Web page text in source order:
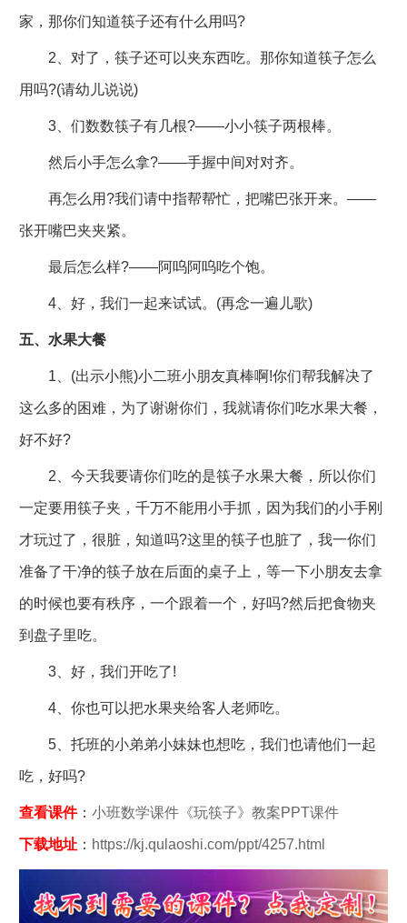
家，那你们知道筷子还有什么用吗?
2、对了，筷子还可以夹东西吃。那你知道筷子怎么
用吗?(请幼儿说说)
3、们数数筷子有几根?——小小筷子两根棒。
然后小手怎么拿?——手握中间对对齐。
再怎么用?我们请中指帮帮忙，把嘴巴张开来。——
张开嘴巴夹夹紧。
最后怎么样?——阿呜阿呜吃个饱。
4、好，我们一起来试试。(再念一遍儿歌)
五、水果大餐
1、(出示小熊)小二班小朋友真棒啊!你们帮我解决了
这么多的困难，为了谢谢你们，我就请你们吃水果大餐，
好不好?
2、今天我要请你们吃的是筷子水果大餐，所以你们
一定要用筷子夹，千万不能用小手抓，因为我们的小手刚
才玩过了，很脏，知道吗?这里的筷子也脏了，我一你们
准备了干净的筷子放在后面的桌子上，等一下小朋友去拿
的时候也要有秩序，一个跟着一个，好吗?然后把食物夹
到盘子里吃。
3、好，我们开吃了!
4、你也可以把水果夹给客人老师吃。
5、托班的小弟弟小妹妹也想吃，我们也请他们一起
吃，好吗?
查看课件： 小班数学课件《玩筷子》教案PPT课件
下载地址： https://kj.qulaoshi.com/ppt/4257.html